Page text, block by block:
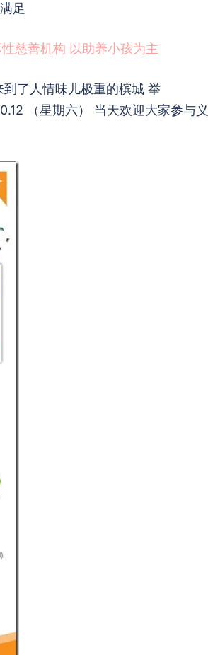
足
慈善机构 以助养小孩为主
了人情味儿极重的槟城 举
（星期六） 当天欢迎大家参与义